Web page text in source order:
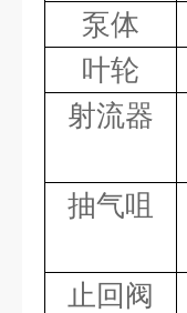
泵体
叶轮
射流器
抽气咀
止回阀